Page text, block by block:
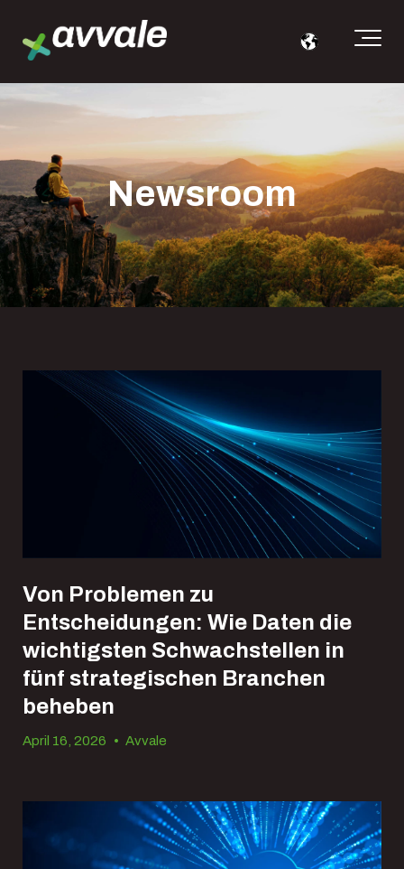
Newsroom
Von Problemen zu
Entscheidungen: Wie Daten die
wichtigsten Schwachstellen in
fünf strategischen Branchen
beheben
April 16, 2026 • Avvale